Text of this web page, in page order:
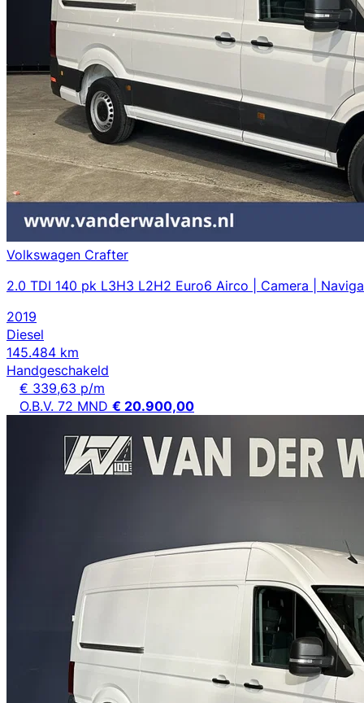
Volkswagen Crafter
2.0 TDI 140 pk L3H3 L2H2 Euro6 Airco | Camera |
2019
Diesel
145.484 km
Handgeschakeld
€ 339,63 p/m
O.B.V. 72 MND € 20.900,00